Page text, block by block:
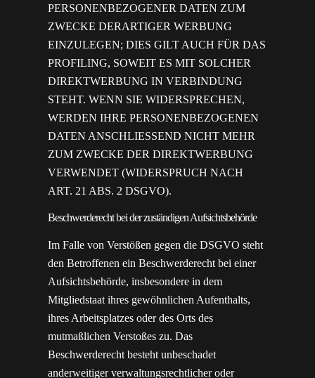
PERSONENBEZOGENER DATEN ZUM
ZWECKE DERARTIGER WERBUNG
EINZULEGEN; DIES GILT AUCH FÜR DAS
PROFILING, SOWEIT ES MIT SOLCHER
DIREKTWERBUNG IN VERBINDUNG
STEHT. WENN SIE WIDERSPRECHEN,
WERDEN IHRE PERSONENBEZOGENEN
DATEN ANSCHLIESSEND NICHT MEHR
ZUM ZWECKE DER DIREKTWERBUNG
VERWENDET (WIDERSPRUCH NACH
ART. 21 ABS. 2 DSGVO).
Beschwerde­recht bei der zuständigen Aufsichts­behörde
Im Falle von Verstößen gegen die DSGVO steht
den Betroffenen ein Beschwerderecht bei einer
Aufsichtsbehörde, insbesondere in dem
Mitgliedstaat ihres gewöhnlichen Aufenthalts,
ihres Arbeitsplatzes oder des Orts des
mutmaßlichen Verstoßes zu. Das
Beschwerderecht besteht unbeschadet
anderweitiger verwaltungsrechtlicher oder